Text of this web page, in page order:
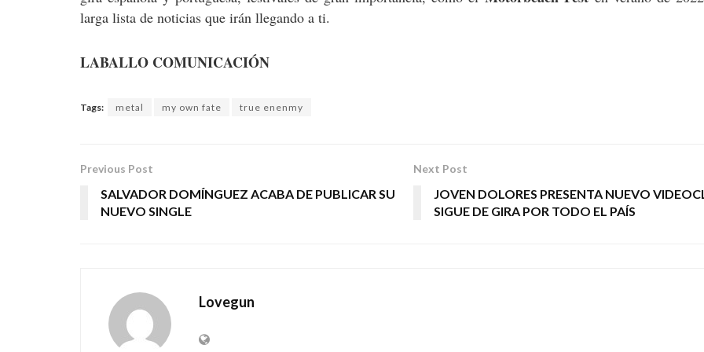
larga lista de noticias que irán llegando a ti.
LABALLO COMUNICACIÓN
Tags: metal my own fate true enenmy
Previous Post
SALVADOR DOMÍNGUEZ ACABA DE PUBLICAR SU
NUEVO SINGLE
Next Post
JOVEN DOLORES PRESENTA NUEVO
SIGUE DE GIRA POR TODO EL PAÍS
Lovegun